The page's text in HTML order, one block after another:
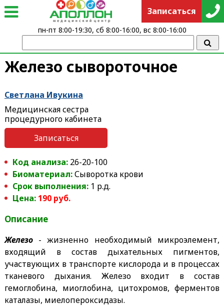
Железо сывороточное
Светлана Ивукина
Медицинская сестра
процедурного кабинета
Записаться
Код анализа: 26-20-100
Биоматериал:Сыворотка крови
Срок выполнения:1 р.д.
Цена: 190 руб.
Описание
Железо- жизненно необходимый микроэлемент,
входящий в состав дыхательных пигментов,
участвующих в транспорте кислорода и в процессах
тканевого дыхания. Железо входит в состав
гемоглобина, миоглобина, цитохромов, ферментов
каталазы, миелопероксидазы.
Записаться
пн-пт 8:00-19:30, сб 8:00-16:00, вс 8:00-16:00